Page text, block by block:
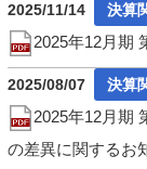
2025/11/14
2025年12月期
2025/08/07
2025年12月期
の差異に関するお